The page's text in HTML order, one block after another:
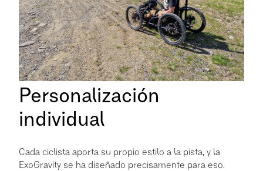
Personalización
individual
Cada ciclista aporta su propio estilo a la pista, y la
ExoGravity se ha diseñado precisamente para eso.